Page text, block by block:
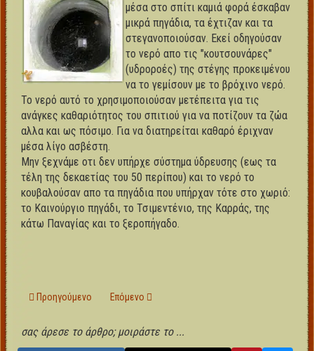
μέσα στο σπίτι καμιά φορά έσκαβαν
μικρά πηγάδια, τα έχτιζαν και τα
στεγανοποιούσαν. Εκεί οδηγούσαν
το νερό απο τις "κουτσουνάρες"
(υδροροές) της στέγης προκειμένου
να το γεμίσουν με το βρόχινο νερό.
Το νερό αυτό το χρησιμοποιούσαν μετέπειτα για τις
ανάγκες καθαριότητος του σπιτιού για να ποτίζουν τα ζώα
αλλα και ως πόσιμο. Για να διατηρείται καθαρό έριχναν
μέσα λίγο ασβέστη.
Μην ξεχνάμε οτι δεν υπήρχε σύστημα ύδρευσης (εως τα
τέλη της δεκαετίας του 50 περίπου) και το νερό το
κουβαλούσαν απο τα πηγάδια που υπήρχαν τότε στο χωριό:
το Καινούργιο πηγάδι, το Τσιμεντένιο, της Καρράς, της
κάτω Παναγίας και το ξεροπήγαδο.
Προηγούμενο άρθρο: Πατητήρι
Προηγούμενο Επόμενο άρθρο: Αυλή - αυλόπορτα
Επόμενο
σας άρεσε το άρθρο; μοιράστε το ...